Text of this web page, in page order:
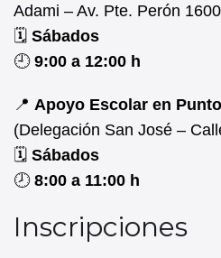
Adami – Av. Pte. Perón
🗓️ Sábados
🕘 9:00 a 12:00 h
📍 Apoyo Escolar en
(Delegación San José –
🗓️ Sábados
🕗 8:00 a 11:00 h
Inscripciones